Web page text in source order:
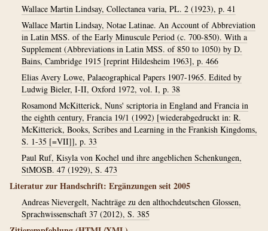
Wallace Martin Lindsay, Collectanea varia, PL. 2 (1923), p. 41
Wallace Martin Lindsay, Notae Latinae. An Account of Abbreviation
in Latin MSS. of the Early Minuscule Period (c. 700-850). With a
Supplement (Abbreviations in Latin MSS. of 850 to 1050) by D.
Bains, Cambridge 1915 [reprint Hildesheim 1963], p. 466
Elias Avery Lowe, Palaeographical Papers 1907-1965. Edited by
Ludwig Bieler, I-II, Oxford 1972, vol. I, p. 38
Rosamond McKitterick, Nuns' scriptoria in England and Francia in
the eighth century, Francia 19/1 (1992) [wiederabgedruckt in: R.
McKitterick, Books, Scribes and Learning in the Frankish Kingdoms,
S. 1-35 [=VII]], p. 33
Paul Ruf, Kisyla von Kochel und ihre angeblichen Schenkungen,
StMOSB. 47 (1929), S. 473
Literatur zur Handschrift: Ergänzungen seit 2005
Andreas Nievergelt, Nachträge zu den althochdeutschen Glossen,
Sprachwissenschaft 37 (2012), S. 385